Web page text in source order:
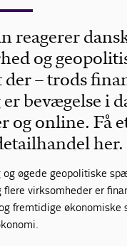
reagerer
og
der – trods
er bevægelse i
og online. Få
her.
og øgede geopolitiske
flere virksomheder er
fremtidige økonomiske